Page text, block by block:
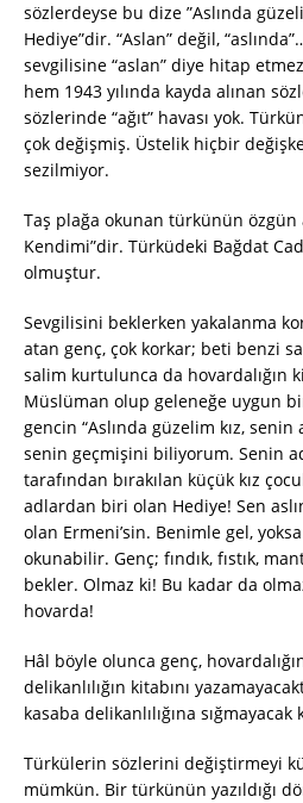
sözlerdeyse bu dize ”Aslında
Hediye”dir. “Aslan” değil,
sevgilisine “aslan” diye hitap
hem 1943 yılında kayda alınan
sözlerinde “ağıt” havası yok.
çok değişmiş. Üstelik hiçbir
sezilmiyor.
Taş plağa okunan türkünün özgün
Kendimi”dir. Türküdeki Bağdat
olmuştur.
Sevgilisini beklerken yakalanma
atan genç, çok korkar; beti benzi
salim kurtulunca da hovardalığın
Müslüman olup geleneğe uygun
gencin “Aslında güzelim kız, senin
senin geçmişini biliyorum. Senin
tarafından bırakılan küçük kız
adlardan biri olan Hediye! Sen
olan Ermeni’sin. Benimle gel,
okunabilir. Genç; fındık, fıstık,
bekler. Olmaz ki! Bu kadar da
hovarda!
Hâl böyle olunca genç,
delikanlılığın kitabını
kasaba delikanlılığına sığmayacak
Türkülerin sözlerini değiştirmeyi
mümkün. Bir türkünün yazıldığı